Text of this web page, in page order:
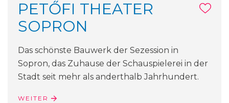
PETŐFI THEATER
SOPRON
Das schönste Bauwerk der Sezession in
Sopron, das Zuhause der Schauspielerei in der
Stadt seit mehr als anderthalb Jahrhundert.
WEITER